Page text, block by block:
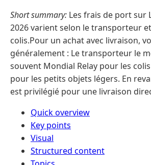
Short summary: Les frais de port sur
2026 varient selon le transporteur
colis.Pour un achat avec livraison,
généralement : Le transporteur le
souvent Mondial Relay pour les
pour les petits objets légers. En
est privilégié pour une livraison
Quick overview
Key points
Visual
Structured content